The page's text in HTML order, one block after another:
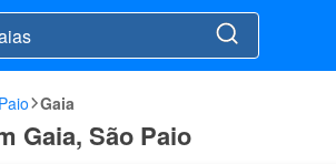
Gaia
Gaia, São Paio